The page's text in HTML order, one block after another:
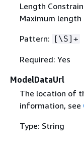
Length
Maximum length
Pattern: [\S]+
Required: Yes
ModelDataUrl
The location of
information, see
Type: String